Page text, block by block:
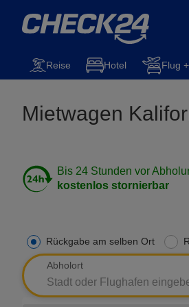
Mietwagen Reise Steuererklärung
Reise Hotel Flug
Mietwagen
Bis 24 Stunden vor
kostenlos stornierbar
Rückgabe am selben Ort
Abholort